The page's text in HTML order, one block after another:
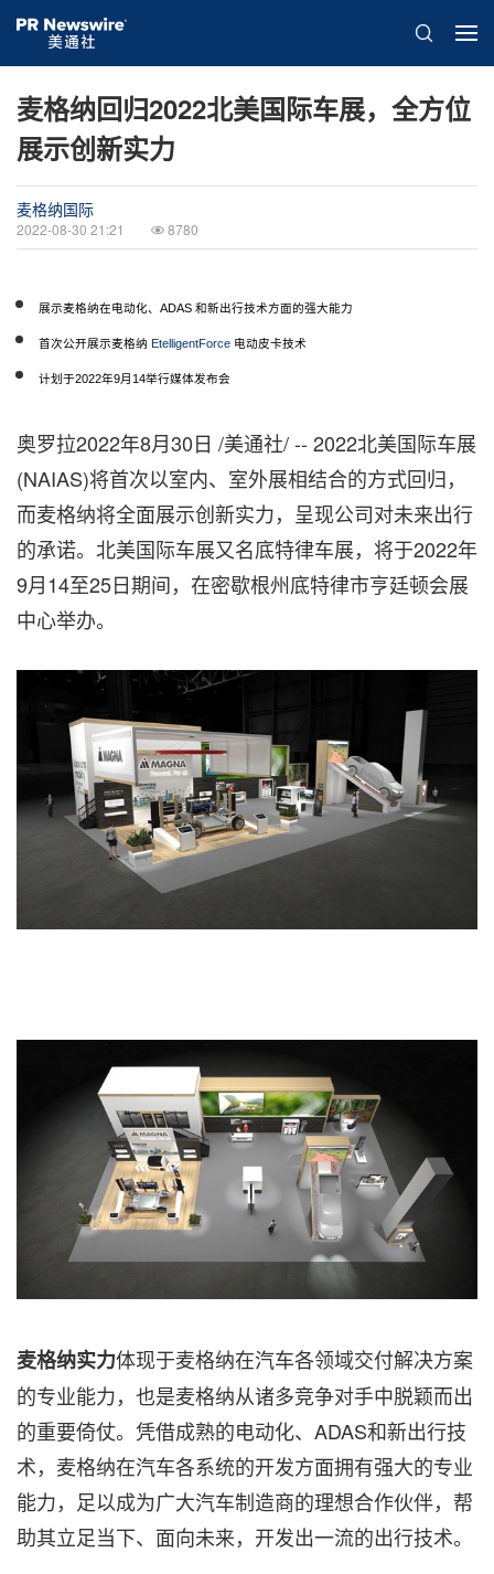
麦格纳回归2022北美国际车展，全方位
展示创新实力
麦格纳国际
2022-08-30 21:21 8780
展示麦格纳在电动化、 ADAS 和新出行技术方面的强大能力
首次公开展示麦格纳 EtelligentForce 电动皮卡技术
计划于2022年9月14举行媒体发布会
奥罗拉2022年8月30日 /美通社/ -- 2022北美国际车展
(NAIAS)将首次以室内、室外展相结合的方式回归，
而麦格纳将全面展示创新实力，呈现公司对未来出行
的承诺。北美国际车展又名底特律车展，将于2022年
9月14至25日期间，在密歇根州底特律市亨廷顿会展
中心举办。
麦格纳实力体现于麦格纳在汽车各领域交付解决方案
的专业能力，也是麦格纳从诸多竞争对手中脱颖而出
的重要倚仗。凭借成熟的电动化、ADAS和新出行技
术，麦格纳在汽车各系统的开发方面拥有强大的专业
能力，足以成为广大汽车制造商的理想合作伙伴，帮
助其立足当下、面向未来，开发出一流的出行技术。